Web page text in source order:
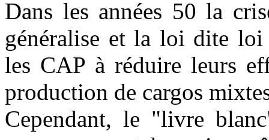
Dans les années 50 la
généralise et la loi dite
les CAP à réduire leurs
production de cargos
Cependant, le "livre